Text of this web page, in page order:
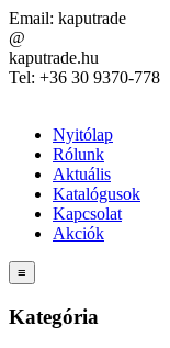
Email: kaputrade
@
kaputrade.hu
Tel: +36 30 9370-778
Nyitólap
Rólunk
Aktuális
Katalógusok
Kapcsolat
Akciók
≡
Kategória